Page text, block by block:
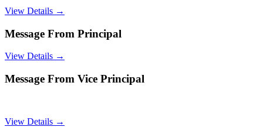
View Details →
Message From Principal
View Details →
Message From Vice Principal
View Details →